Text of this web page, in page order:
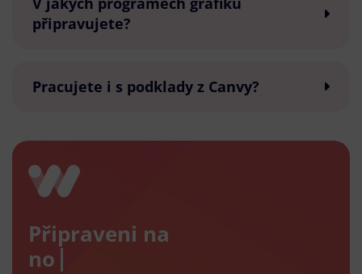
připravujete?
Pracujete i s podklady z Canvy?
Připraveni na
nový e